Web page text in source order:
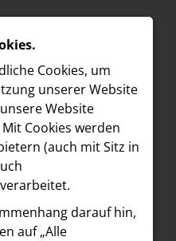
Cookies, um
unserer Website
Website
Cookies werden
(auch mit Sitz in
darauf hin,
auf „Alle